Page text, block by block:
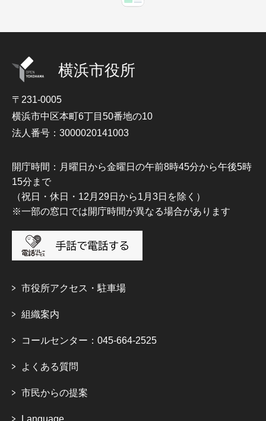
横浜市役所
〒231-0005
横浜市中区本町6丁目50番地の10
法人番号：3000020141003
開庁時間：月曜日から金曜日の午前8時45分から午後5時
15分まで
（祝日・休日・12月29日から1月3日を除く）
※一部の窓口では開庁時間が異なる場合があります
市役所アクセス・駐車場
組織案内
コールセンター：045-664-2525
よくある質問
市民からの提案
Language